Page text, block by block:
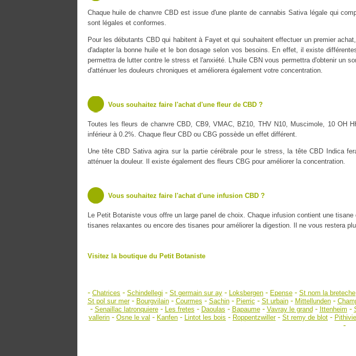
Chaque huile de chanvre CBD est issue d'une plante de cannabis Sativa légale qui
sont légales et conformes.
Pour les débutants CBD qui habitent à Fayet et qui souhaitent effectuer un premier
d'adapter la bonne huile et le bon dosage selon vos besoins. En effet, il existe
permettra de lutter contre le stress et l'anxiété. L'huile CBN vous permettra d'obtenir un
d'atténuer les douleurs chroniques et améliorera également votre concentration.
Vous souhaitez faire l'achat d'une fleur de CBD ?
Toutes les fleurs de chanvre CBD, CB9, VMAC, BZ10, THV N10, Muscimole, 10 OH
inférieur à 0.2%. Chaque fleur CBD ou CBG possède un effet différent.
Une tête CBD Sativa agira sur la partie cérébrale pour le stress, la tête CBD Indica
atténuer la douleur. Il existe également des fleurs CBG pour améliorer la concentration.
Vous souhaitez faire l'achat d'une infusion CBD ?
Le Petit Botaniste vous offre un large panel de choix. Chaque infusion contient une
tisanes relaxantes ou encore des tisanes pour améliorer la digestion. Il ne vous restera
Visitez la boutique du Petit Botaniste
- Chatrices - Schindellegi - St germain sur ay - Loksbergen - Epense - St nom la breteche
St pol sur mer- Bourgvilain- Courmes - Sachin- Pierric - St urbain- Mittellunden-
- Senaillac latronquiere- Les fretes - Daoulas - Bapaume- Vavray le grand- Ittenheim -
vallerin - Osne le val - Kanfen - Lintot les bois - Roppentzwiller- St remy de blot -
-